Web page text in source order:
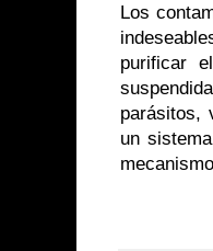
Los
purificar
parásitos,
un